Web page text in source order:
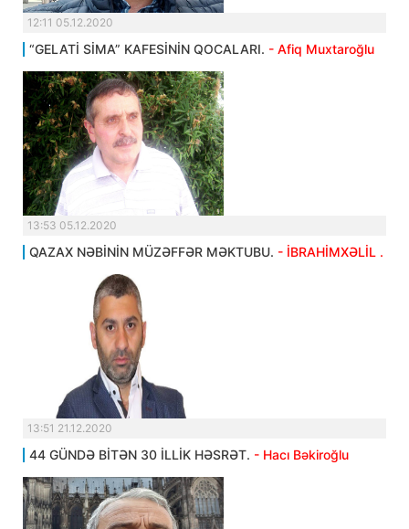
12:11 05.12.2020
“GELATİ SİMA” KAFESİNİN QOCALARI. - Afiq Muxtaroğlu
13:53 05.12.2020
QAZAX NƏBİNİN MÜZƏFFƏR MƏKTUBU. - İBRAHİMXƏLİL .
13:51 21.12.2020
44 GÜNDƏ BİTƏN 30 İLLİK HƏSRƏT. - Hacı Bəkiroğlu